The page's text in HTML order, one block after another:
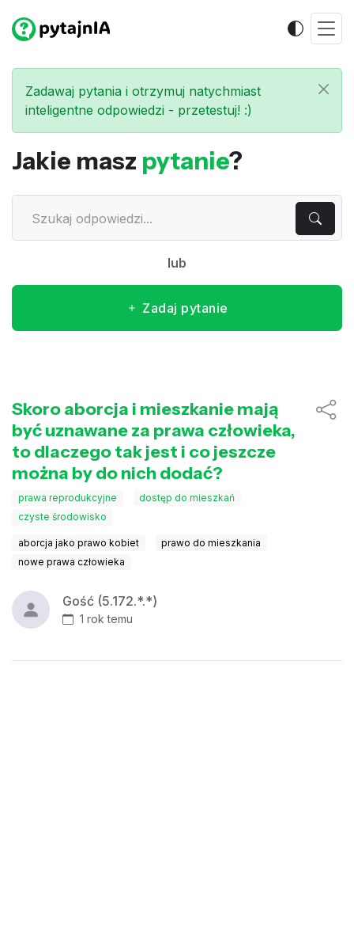
Zadawaj pytania i otrzymuj natychmiast
inteligentne odpowiedzi - przetestuj! :)
Jakie masz pytanie?
lub
Zadaj pytanie
Skoro aborcja i mieszkanie mają
być uznawane za prawa człowieka,
to dlaczego tak jest i co jeszcze
można by do nich dodać?
prawa reprodukcyjne
dostęp do mieszkań
czyste środowisko
aborcja jako prawo kobiet
prawo do mieszkania
nowe prawa człowieka
Gość (5.172.*.*)
1 rok temu